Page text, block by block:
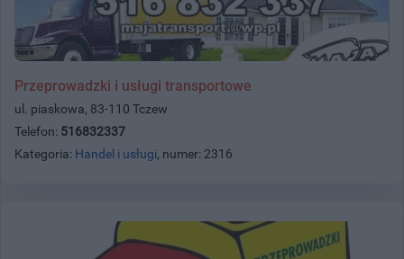
Przeprowadzki i usługi transportowe
ul. piaskowa, 83-110 Tczew
Telefon: 516832337
Kategoria: Handel i usługi, numer: 2316